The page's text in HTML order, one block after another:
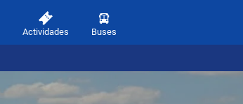
Actividades Buses